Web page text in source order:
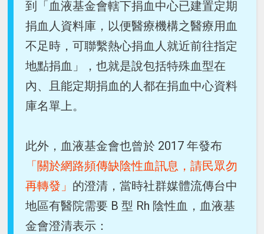
到「血液基金會轄下捐血中心已建置定期
捐血人資料庫，以便醫療機構之醫療用血
不足時，可聯繫熱心捐血人就近前往指定
地點捐血」，也就是說包括特殊血型在
內、且能定期捐血的人都在捐血中心資料
庫名單上。
此外，血液基金會也曾於 2017 年發布
「關於網路頻傳缺陰性血訊息，請民眾勿
再轉發」 的澄清，當時社群媒體流傳台中
地區有醫院需要 B 型 Rh 陰性血，血液基
金會澄清表示：